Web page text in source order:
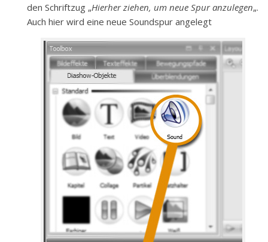
den Schriftzug „Hierher ziehen, um neue Spur anzulegen„.
Auch hier wird eine neue Soundspur angelegt